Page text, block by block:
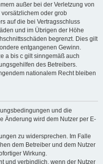
außer bei der Verletzung von
oder grob
auf die bei Vertragsschluss
und im Übrigen der Höhe
begrenzt. Dies gilt
entgangenen Gewinn.
a bis c gilt sinngemäß auch
des Betreibers.
nationalem Recht bleiben
und die
Änderung wird dem Nutzer per E-
zu widersprechen. Im Falle
dem Betreiber und dem Nutzer
Wirkung.
und verbindlich, wenn der Nutzer